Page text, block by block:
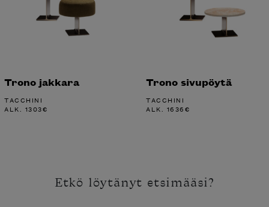
Trono jakkara
TACCHINI
ALK. 1303€
Trono sivupöytä
TACCHINI
ALK. 1636€
Etkö löytänyt etsimääsi?